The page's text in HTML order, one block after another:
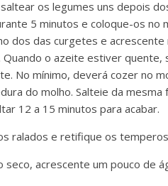
os legumes uns depois
5 minutos e coloque-os no
dos das curgetes e acrescente
o azeite estiver quente,
No mínimo, deverá cozer no
do molho. Salteie da mesma
12 a 15 minutos para acabar.
ralados e retifique os
acrescente um pouco de